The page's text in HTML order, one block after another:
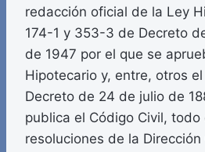
redacción oficial de la Ley
174-1 y 353-3 de Decreto
de 1947 por el que se
Hipotecario y, entre, otros
Decreto de 24 de julio de
publica el Código Civil,
resoluciones de la